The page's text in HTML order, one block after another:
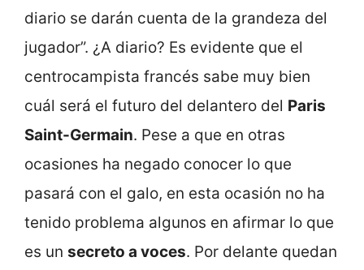
diario se darán cuenta de la grandeza del
jugador”. ¿A diario? Es evidente que el
centrocampista francés sabe muy bien
cuál será el futuro del delantero del Paris
Saint-Germain. Pese a que en otras
ocasiones ha negado conocer lo que
pasará con el galo, en esta ocasión no ha
tenido problema algunos en afirmar lo que
es un secreto a voces. Por delante quedan